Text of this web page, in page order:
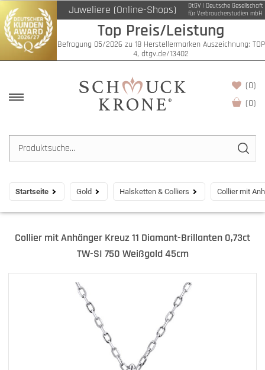
Juweliere (Online-Shops)
DtGV | Deutsche Gesellschaft
für Verbraucherstudien mbH
Top Preis/Leistung
Befragung 05/2026 zu 18 Herstellermarken Auszeichnung: TOP
4, dtgv.de/13402
(0)
(0)
Startseite Gold Halsketten & Colliers Collier mit
Collier mit Anhänger Kreuz 11 Diamant-Brillanten 0,73ct
TW-SI 750 Weißgold 45cm